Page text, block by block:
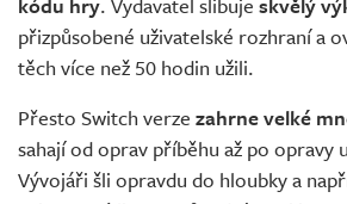
přizpůsobené uživatelské rozhraní a
těch více než 50 hodin užili.
Přesto Switch verze zahrne velké
sahají od oprav příběhu až po opravy
Vývojáři šli opravdu do hloubky a